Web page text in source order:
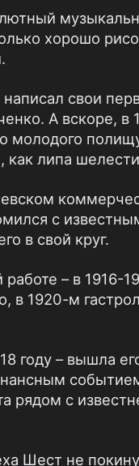
хорошо
написал свои
А вскоре,
молодого
как липа
с
в свой круг.
работе – в
в 1920-м
году – вышла
рядом с
Шест не